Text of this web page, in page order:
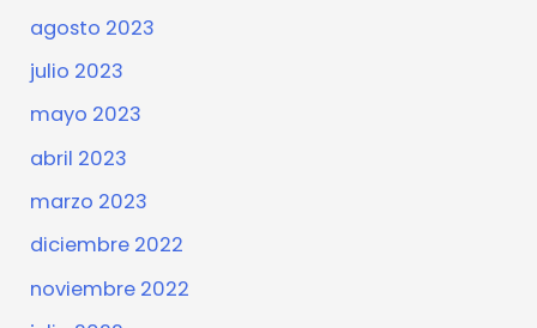
agosto 2023
julio 2023
mayo 2023
abril 2023
marzo 2023
diciembre 2022
noviembre 2022